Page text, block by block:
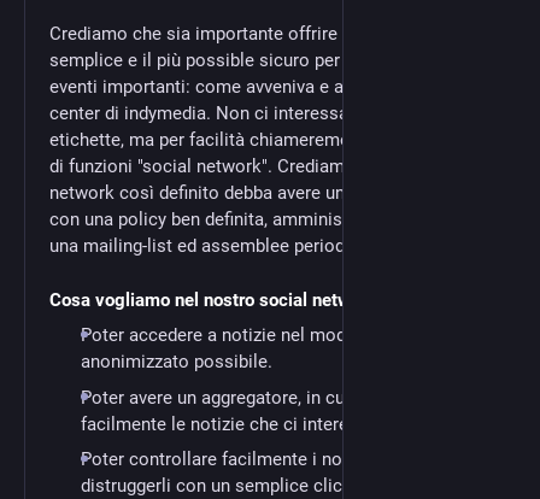
Crediamo che sia importante offrire uno strumento
semplice e il più possible sicuro per poter seguire
eventi importanti: come avveniva e avviene nei media-
center di indymedia. Non ci interessa attribuire
etichette, ma per facilità chiameremo questo insieme
di funzioni "social network". Crediamo che un social
network così definito debba avere una sua comunità
con una policy ben definita, amministrato attraverso
una mailing-list ed assemblee periodiche non virtuali.
Cosa vogliamo nel nostro social network
Poter accedere a notizie nel modo più
anonimizzato possibile.
Poter avere un aggregatore, in cui ricercare
facilmente le notizie che ci interessano.
Poter controllare facilmente i nostri contenuti e
distruggerli con un semplice click.